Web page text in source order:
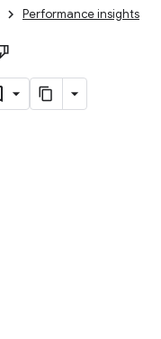
Performance insights